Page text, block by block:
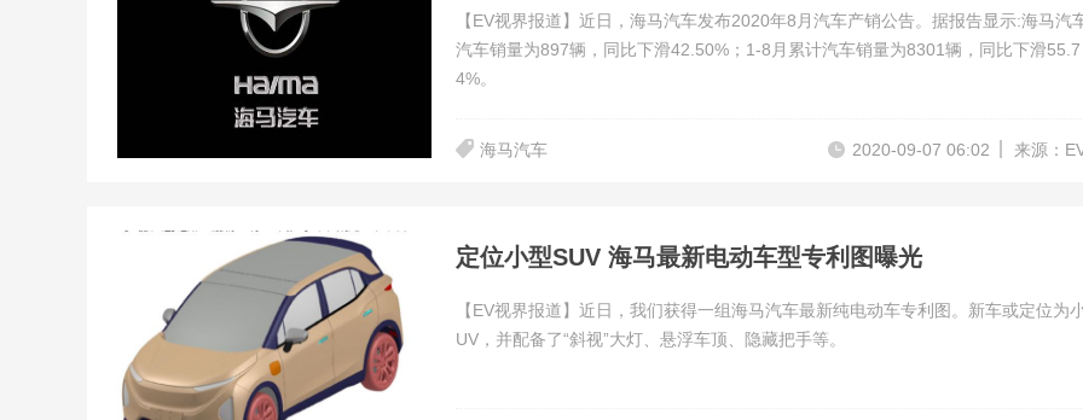
【EV视界报道】近日，海马汽车发布2020年8月汽车产销公告。据报告显示:海马汽
汽车销量为897辆，同比下滑42.50%；1-8月累计汽车销量为8301辆，同比下滑55.7
4%。
海马汽车 来源：
2020-09-07 06:02
定位小型SUV 海马最新电动车型专利图曝光
【EV视界报道】近日，我们获得一组海马汽车最新纯电动车专利图。新车或定位为
UV，并配备了“斜视”大灯、悬浮车顶、隐藏把手等。